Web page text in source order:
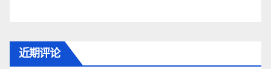
近期评论